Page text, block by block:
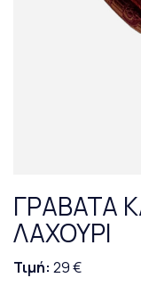
ΓΡΑΒΑΤΑ
ΛΑΧΟΥΡΙ
Τιμή: 29 €